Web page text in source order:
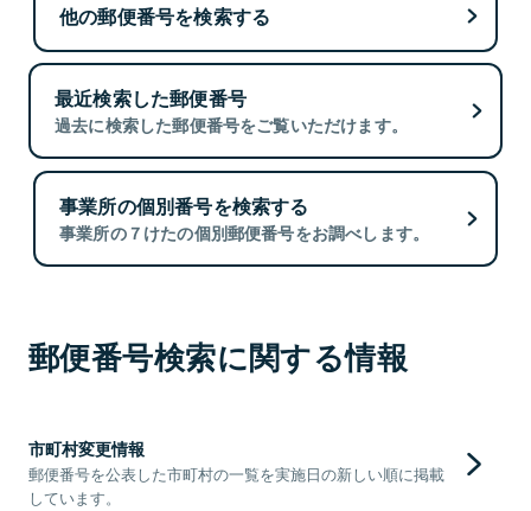
他の郵便番号を検索する
最近検索した郵便番号
過去に検索した郵便番号をご覧いただけます。
事業所の個別番号を検索する
事業所の７けたの個別郵便番号をお調べします。
郵便番号検索に関する情報
市町村変更情報
郵便番号を公表した市町村の一覧を実施日の新しい順に掲載
しています。